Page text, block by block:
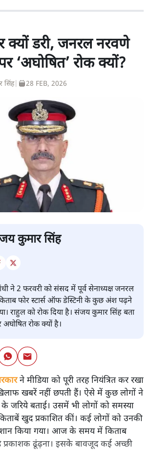
क्यों डरी, जनरल नरवणे
‘अघोषित’ रोक क्यों?
सिंह| 28 FEB, 2026
कुमार सिंह
ने 2 फरवरी को संसद में पूर्व सेनाध्यक्ष जनरल
फोर स्टार्स ऑफ डेस्टिनी के कुछ अंश पढ़ने
राहुल को रोक दिया है। संजय कुमार सिंह बता
रोक क्यों है।
ने मीडिया को पूरी तरह नियंत्रित कर रखा
खबरें नहीं छपती हैं। ऐसे में कुछ लोगों ने
के जरिये बताई। उसमें भी लोगों को समस्या
खुद प्रकाशित कीं। कई लोगों को उनकी
किया गया। आज के समय में किताब
ढूंढ़ना। इसके बावजूद कई अच्छी